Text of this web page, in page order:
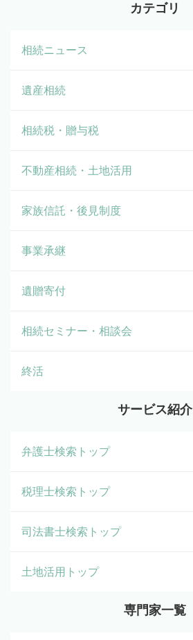
カテゴリ
相続ニュース
遺産相続
相続税・贈与税
不動産相続・土地活用
家族信託・後見制度
事業承継
遺贈寄付
相続セミナー・相談会
終活
サービス紹介
弁護士検索トップ
税理士検索トップ
司法書士検索トップ
土地活用トップ
専門家一覧